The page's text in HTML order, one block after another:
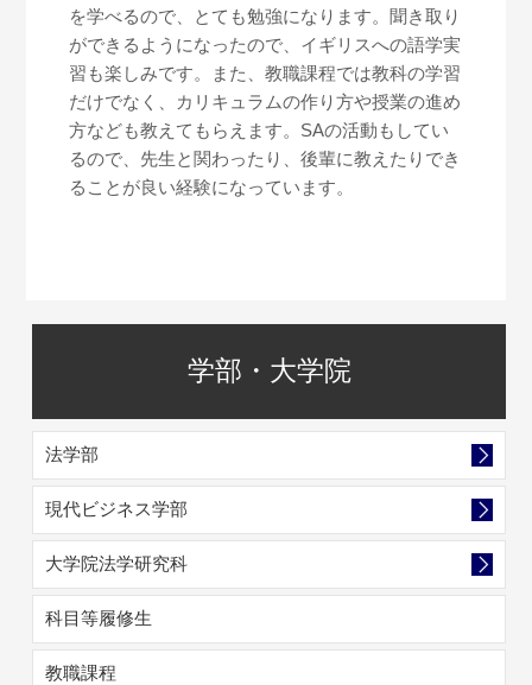
を学べるので、とても勉強になります。聞き取り
ができるようになったので、イギリスへの語学実
習も楽しみです。また、教職課程では教科の学習
だけでなく、カリキュラムの作り方や授業の進め
方なども教えてもらえます。SAの活動もしてい
るので、先生と関わったり、後輩に教えたりでき
ることが良い経験になっています。
学部・大学院
法学部
現代ビジネス学部
大学院法学研究科
科目等履修生
教職課程